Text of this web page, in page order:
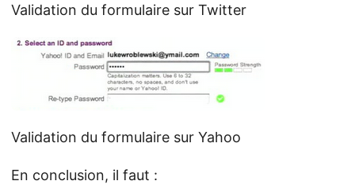
Validation du formulaire sur Twitter
Validation du formulaire sur Yahoo
En conclusion, il faut :